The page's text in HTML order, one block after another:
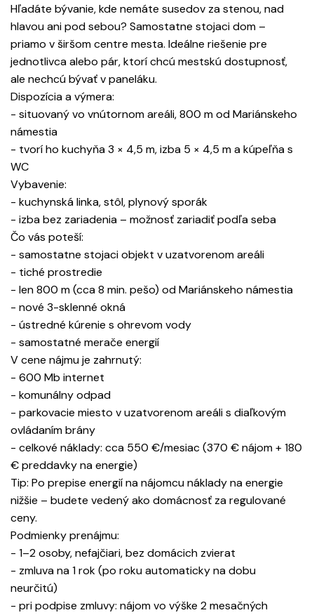
Hľadáte bývanie, kde nemáte susedov za stenou, nad
hlavou ani pod sebou? Samostatne stojaci dom –
priamo v širšom centre mesta. Ideálne riešenie pre
jednotlivca alebo pár, ktorí chcú mestskú dostupnosť,
ale nechcú bývať v paneláku.
Dispozícia a výmera:
- situovaný vo vnútornom areáli, 800 m od Mariánskeho
námestia
- tvorí ho kuchyňa 3 × 4,5 m, izba 5 × 4,5 m a kúpeľňa s
WC
Vybavenie:
- kuchynská linka, stôl, plynový sporák
- izba bez zariadenia – možnosť zariadiť podľa seba
Čo vás poteší:
- samostatne stojaci objekt v uzatvorenom areáli
- tiché prostredie
- len 800 m (cca 8 min. pešo) od Mariánskeho námestia
- nové 3-sklenné okná
- ústredné kúrenie s ohrevom vody
- samostatné merače energií
V cene nájmu je zahrnutý:
- 600 Mb internet
- komunálny odpad
- parkovacie miesto v uzatvorenom areáli s diaľkovým
ovládaním brány
- celkové náklady: cca 550 €/mesiac (370 € nájom + 180
€ preddavky na energie)
Tip: Po prepise energií na nájomcu náklady na energie
nižšie – budete vedený ako domácnosť za regulované
ceny.
Podmienky prenájmu:
- 1–2 osoby, nefajčiari, bez domácich zvierat
- zmluva na 1 rok (po roku automaticky na dobu
neurčitú)
- pri podpise zmluvy: nájom vo výške 2 mesačných